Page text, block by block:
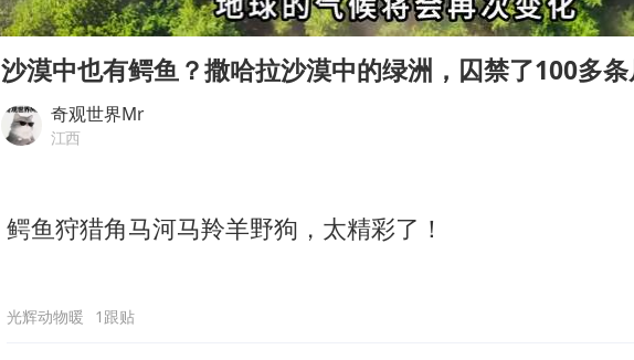
“煎饼叔叔”张建武离世
马斯克回应一个月亏掉2.45万亿
妻子举报高管丈夫涉嫌重婚案进展
Play
00:00
沙漠中也有鳄鱼？撒哈拉沙漠中的绿洲，囚禁了100多
奇观世界Mr
江西
鳄鱼狩猎角马河马羚羊野狗，太精彩了！
光辉动物暖 1跟贴